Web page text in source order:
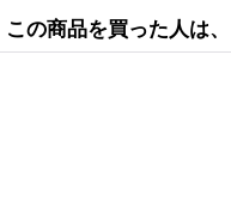
この商品を買った人は